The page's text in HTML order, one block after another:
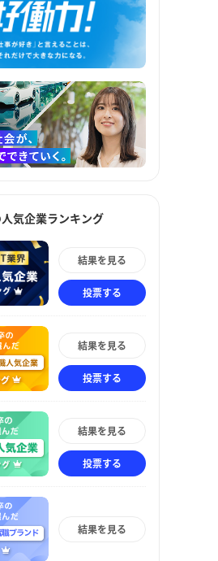
気企業ランキング
結果を見る
投票する
結果を見る
投票する
結果を見る
投票する
結果を見る